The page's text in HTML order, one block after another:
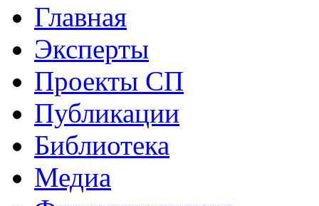
Главная
Эксперты
Проекты СП
Публикации
Библиотека
Медиа